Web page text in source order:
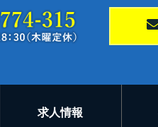
求人情報